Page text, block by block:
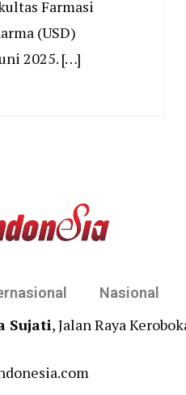
Farmasi
(USD)
2025. […]
Nasional
Sujati, Jalan Raya